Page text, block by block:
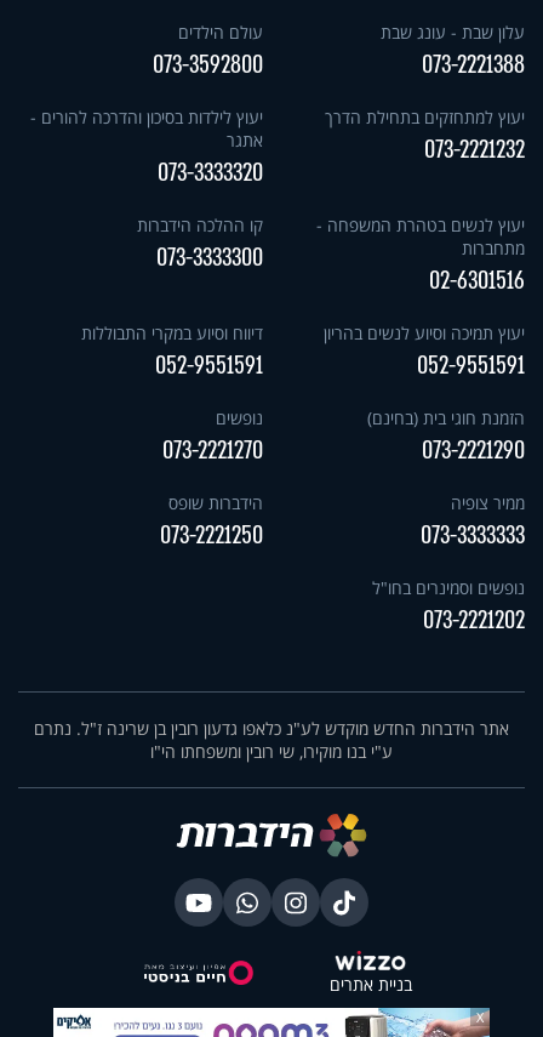
עלון שבת - עונג שבת
073-2221388
עולם הילדים
073-3592800
יעוץ למתחזקים בתחילת הדרך
073-2221232
יעוץ לילדות בסיכון והדרכה להורים -
אתגר
073-3333320
יעוץ לנשים בטהרת המשפחה -
מתחברות
02-6301516
קו ההלכה הידברות
073-3333300
יעוץ תמיכה וסיוע לנשים בהריון
052-9551591
דיווח וסיוע במקרי התבוללות
052-9551591
הזמנת חוגי בית (בחינם)
073-2221290
נופשים
073-2221270
ממיר צופיה
073-3333333
הידברות שופס
073-2221250
נופשים וסמינרים בחו"ל
073-2221202
אתר הידברות החדש מוקדש לע"נ כלאפו גדעון רובין בן שרינה ז"ל. נתרם
ע"י בנו מוקירו, שי רובין ומשפחתו הי"ו
בניית אתרים
X